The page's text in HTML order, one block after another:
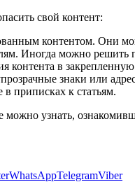
свой контент:
контентом. Они
Иногда можно решить
контента в
знаки или
приписках к статьям.
узнать,
WhatsAppTelegramViber